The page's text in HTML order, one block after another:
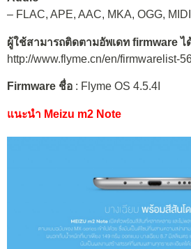
– FLAC, APE, AAC, MKA, OGG,
ผู้ใช้สามารถติดตามอัพเดท firmware ไ
http://www.flyme.cn/en/firmwarelist-
Firmware ชื่อ : Flyme OS 4.5.4I
แนะนำ Meizu m2 Note